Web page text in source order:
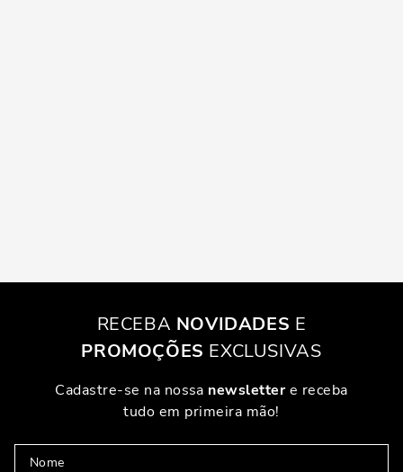
RECEBA NOVIDADES E
PROMOÇÕES EXCLUSIVAS
Cadastre-se na nossa newslettere receba
tudo em primeira mão!